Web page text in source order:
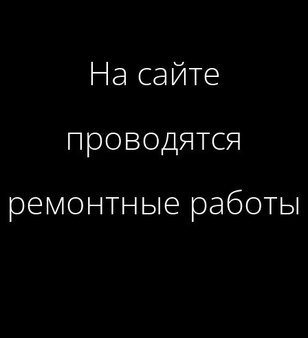
На сайте
проводятся
ремонтные работы